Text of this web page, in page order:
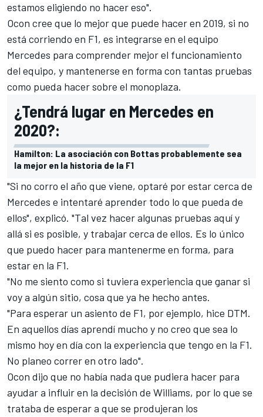
estamos eligiendo no hacer eso".
Ocon cree que lo mejor que puede hacer en 2019, si no
está corriendo en F1, es integrarse en el equipo
Mercedes para comprender mejor el funcionamiento
del equipo, y mantenerse en forma con tantas pruebas
como pueda hacer sobre el monoplaza.
¿Tendrá lugar en Mercedes en
2020?:
Hamilton: La asociación con Bottas probablemente sea
la mejor en la historia de la F1
"Si no corro el año que viene, optaré por estar cerca de
Mercedes e intentaré aprender todo lo que pueda de
ellos", explicó. "Tal vez hacer algunas pruebas aquí y
allá si es posible, y trabajar cerca de ellos. Es lo único
que puedo hacer para mantenerme en forma, para
estar en la F1.
"No me siento como si tuviera experiencia que ganar si
voy a algún sitio, cosa que ya he hecho antes.
"Para esperar un asiento de F1, por ejemplo, hice DTM.
En aquellos días aprendí mucho y no creo que sea lo
mismo hoy en día con la experiencia que tengo en la F1.
No planeo correr en otro lado".
Ocon dijo que no había nada que pudiera hacer para
ayudar a influir en la decisión de Williams, por lo que se
trataba de esperar a que se produjeran los